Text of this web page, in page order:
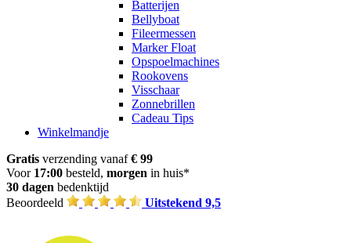
Batterijen
Bellyboat
Fileermessen
Marker Float
Opspoelmachines
Rookovens
Visschaar
Zonnebrillen
Cadeau Tips
Winkelmandje
Gratis verzending vanaf€ 99
Voor 17:00 besteld, morgen in huis*
30 dagen bedenktijd
Beoordeeld
Uitstekend 9,5